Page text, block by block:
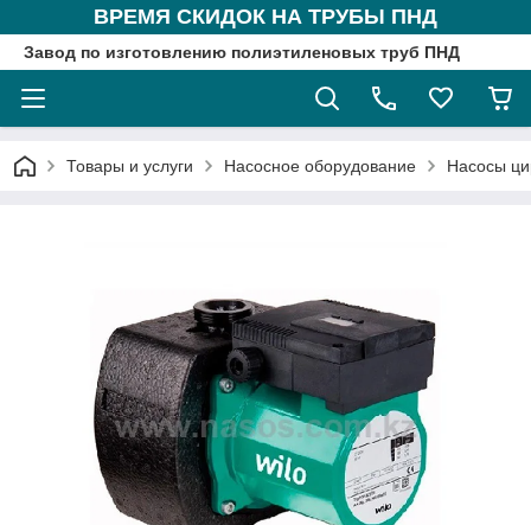
ВРЕМЯ СКИДОК НА ТРУБЫ ПНД
Завод по изготовлению полиэтиленовых труб ПНД
Товары и услуги Насосное оборудование Насосы